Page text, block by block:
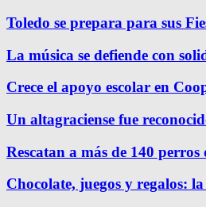
Toledo se prepara para sus
La música se defiende con
Crece el apoyo escolar en
Un altagraciense fue
Rescatan a más de 140
Chocolate, juegos y regalos: